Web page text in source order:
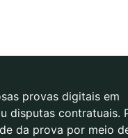
provas digitais em
disputas contratuais.
da prova por meio